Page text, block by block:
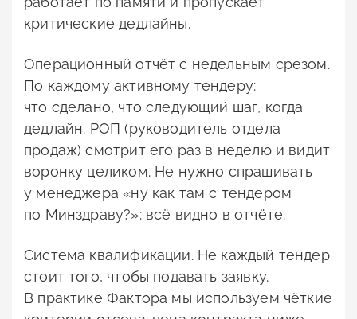
критические дедлайны.
Операционный отчёт с недельным срезом.
По каждому активному тендеру:
что сделано, что следующий шаг, когда
дедлайн. РОП (руководитель отдела
продаж) смотрит его раз в неделю и видит
воронку целиком. Не нужно спрашивать
у менеджера «ну как там с тендером
по Минздраву?»: всё видно в отчёте.
Система квалификации. Не каждый тендер
стоит того, чтобы подавать заявку.
В практике Фактора мы используем чёткие